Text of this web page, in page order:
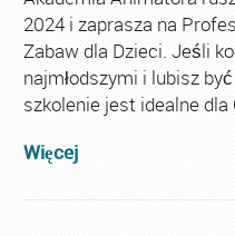
2024 i zaprasza na
Zabaw dla Dzieci. Jeśli
najmłodszymi i lubisz
szkolenie jest idealne dla
Więcej